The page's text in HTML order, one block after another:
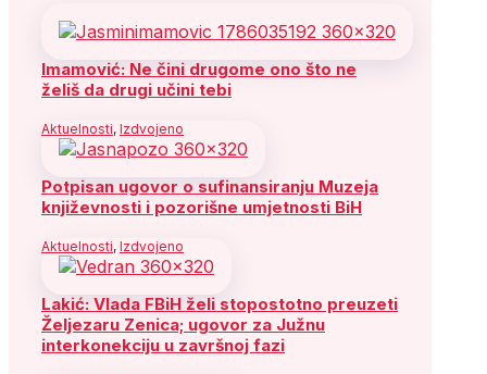
Imamović: Ne čini drugome ono što ne
želiš da drugi učini tebi
Aktuelnosti, Izdvojeno
Potpisan ugovor o sufinansiranju Muzeja
književnosti i pozorišne umjetnosti BiH
Aktuelnosti, Izdvojeno
Lakić: Vlada FBiH želi stopostotno preuzeti
Željezaru Zenica; ugovor za Južnu
interkonekciju u završnoj fazi